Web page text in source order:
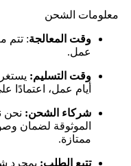
معلومات الشحن
وقت المعالجة
عمل.
وقت التسليم:
أيام عمل، اعتمادًا
شركاء الشحن: نحن
الموثوقة لضمان
ممتازة.
تتبع الطلب: بمجرد